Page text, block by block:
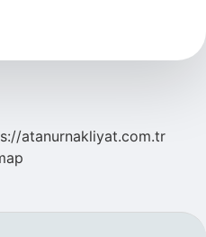
atanurnakliyat.com.tr